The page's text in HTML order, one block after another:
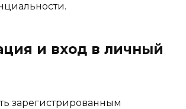
и вход в личный
зарегистрированным